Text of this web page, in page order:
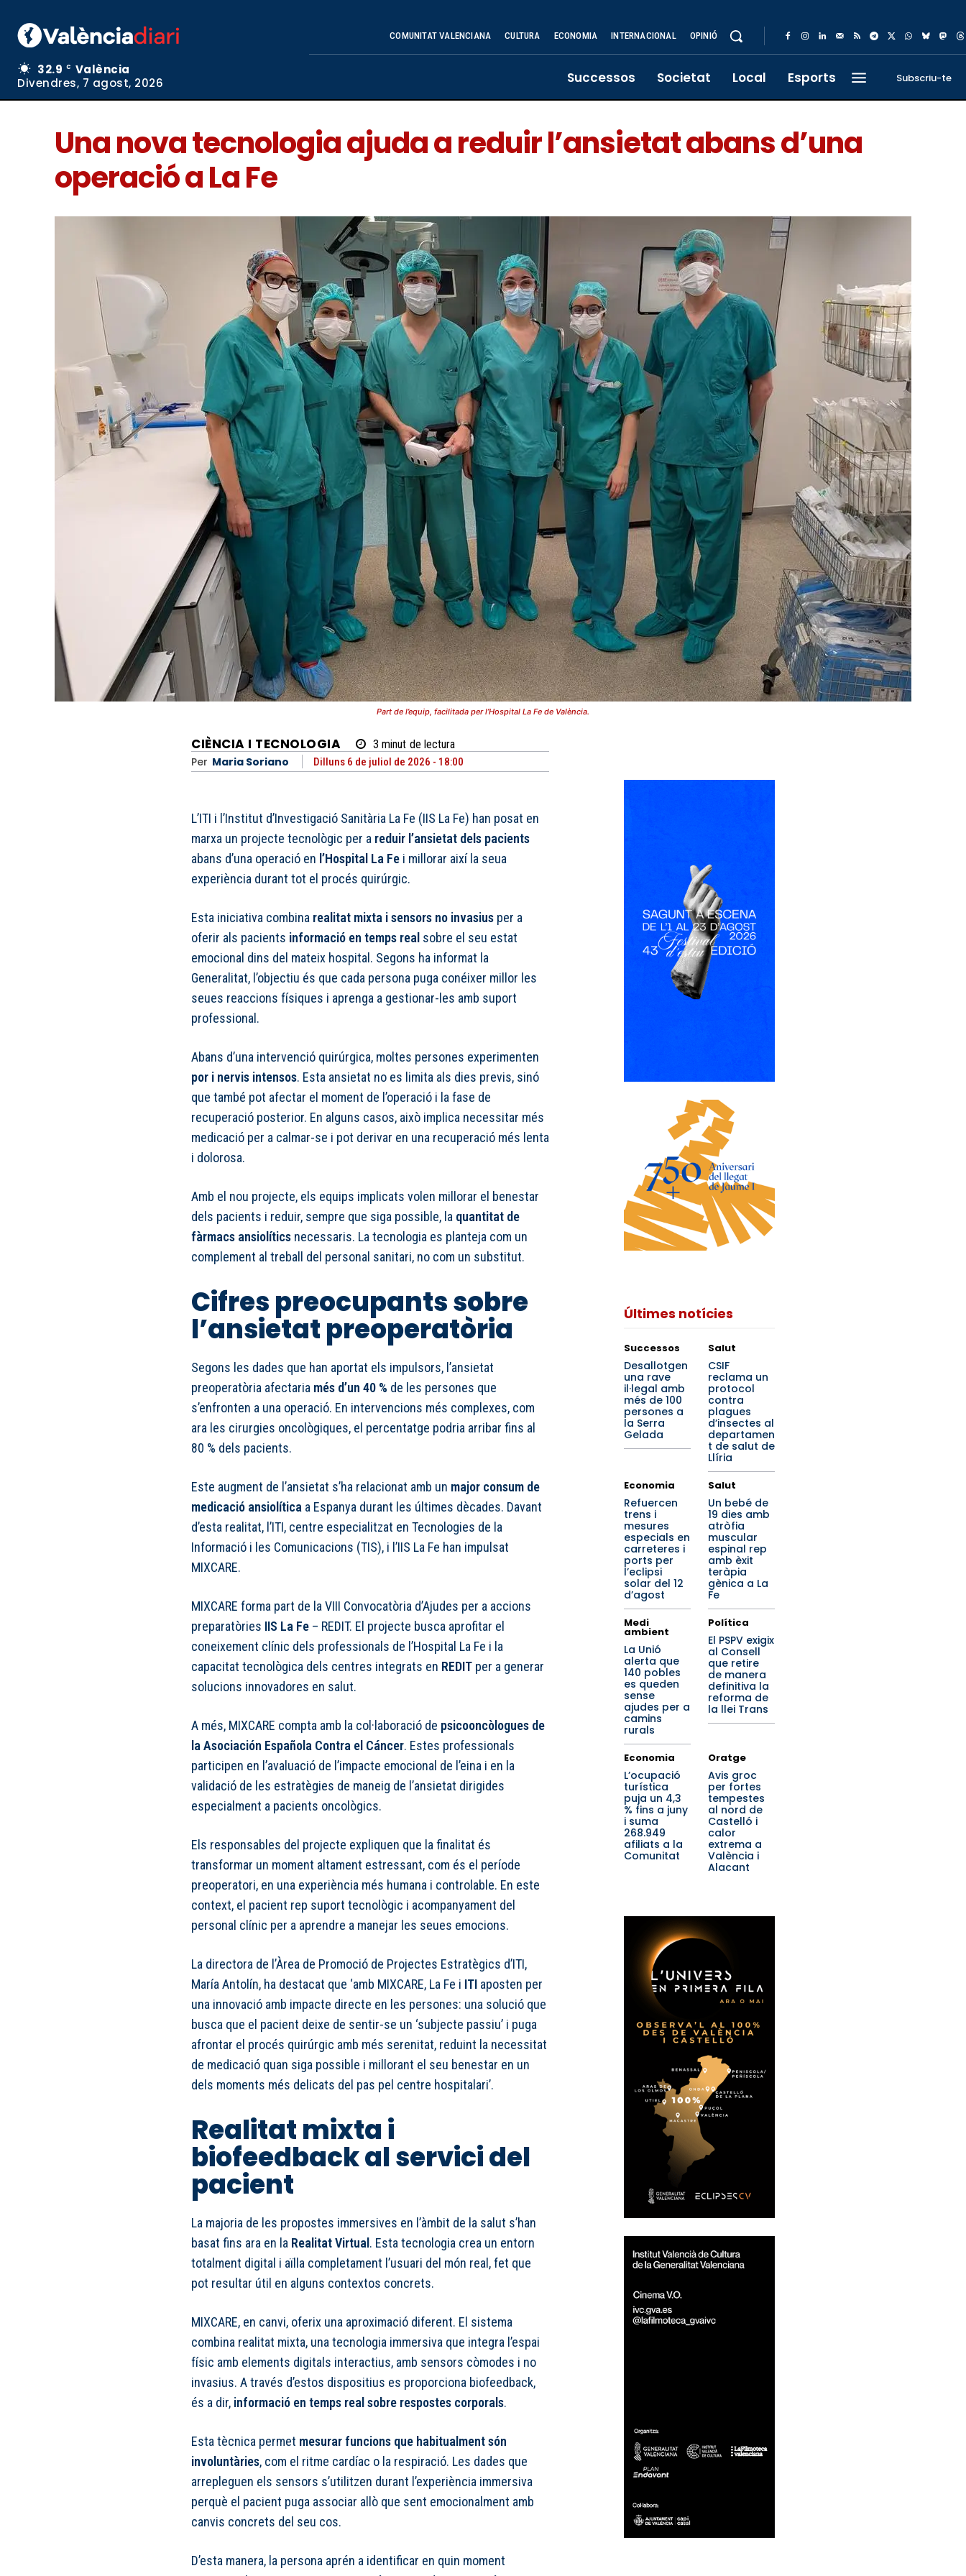
32.9 C
València
Divendres, 7 agost, 2026
COMUNITAT VALENCIANA CULTURA ECONOMIA INTERNACIONAL OPINIÓ
Successos Societat Local Esports Subscriu-te
Una nova tecnologia ajuda a reduir l’ansietat abans d’una
operació a La Fe
Part de l’equip, facilitada per l’Hospital La Fe de València.
CIÈNCIA I TECNOLOGIA 3 minut de lectura
Per Maria Soriano Dilluns 6 de juliol de 2026 - 18:00
L’ITI i l’Institut d’Investigació Sanitària La Fe (IIS La Fe) han posat en
marxa un projecte tecnològic per a reduir l’ansietat dels pacients
abans d’una operació en l’Hospital La Fe i millorar així la seua
experiència durant tot el procés quirúrgic.
Esta iniciativa combina realitat mixta i sensors no invasius per a
oferir als pacients informació en temps real sobre el seu estat
emocional dins del mateix hospital. Segons ha informat la
Generalitat, l’objectiu és que cada persona puga conéixer millor les
seues reaccions físiques i aprenga a gestionar-les amb suport
professional.
Abans d’una intervenció quirúrgica, moltes persones experimenten
por i nervis intensos. Esta ansietat no es limita als dies previs, sinó
que també pot afectar el moment de l’operació i la fase de
recuperació posterior. En alguns casos, això implica necessitar més
medicació per a calmar-se i pot derivar en una recuperació més lenta
i dolorosa.
Amb el nou projecte, els equips implicats volen millorar el benestar
dels pacients i reduir, sempre que siga possible, la quantitat de
fàrmacs ansiolítics necessaris. La tecnologia es planteja com un
complement al treball del personal sanitari, no com un substitut.
Cifres preocupants sobre
l’ansietat preoperatòria
Segons les dades que han aportat els impulsors, l’ansietat
preoperatòria afectaria més d’un 40 % de les persones que
s’enfronten a una operació. En intervencions més complexes, com
ara les cirurgies oncològiques, el percentatge podria arribar fins al
80 % dels pacients.
Este augment de l’ansietat s’ha relacionat amb un major consum de
medicació ansiolítica a Espanya durant les últimes dècades. Davant
d’esta realitat, l’ITI, centre especialitzat en Tecnologies de la
Informació i les Comunicacions (TIS), i l’IIS La Fe han impulsat
MIXCARE.
MIXCARE forma part de la VIII Convocatòria d’Ajudes per a accions
preparatòries IIS La Fe – REDIT. El projecte busca aprofitar el
coneixement clínic dels professionals de l’Hospital La Fe i la
capacitat tecnològica dels centres integrats en REDIT per a generar
solucions innovadores en salut.
A més, MIXCARE compta amb la col·laboració de psicooncòlogues de
la Asociación Española Contra el Cáncer. Estes professionals
participen en l’avaluació de l’impacte emocional de l’eina i en la
validació de les estratègies de maneig de l’ansietat dirigides
especialment a pacients oncològics.
Els responsables del projecte expliquen que la finalitat és
transformar un moment altament estressant, com és el període
preoperatori, en una experiència més humana i controlable. En este
context, el pacient rep suport tecnològic i acompanyament del
personal clínic per a aprendre a manejar les seues emocions.
La directora de l’Àrea de Promoció de Projectes Estratègics d’ITI,
María Antolín, ha destacat que ‘amb MIXCARE, La Fe i ITI aposten per
una innovació amb impacte directe en les persones: una solució que
busca que el pacient deixe de sentir-se un ‘subjecte passiu’ i puga
afrontar el procés quirúrgic amb més serenitat, reduint la necessitat
de medicació quan siga possible i millorant el seu benestar en un
dels moments més delicats del pas pel centre hospitalari’.
Realitat mixta i
biofeedback al servici del
pacient
La majoria de les propostes immersives en l’àmbit de la salut s’han
basat fins ara en la Realitat Virtual . Esta tecnologia crea un entorn
totalment digital i aïlla completament l’usuari del món real, fet que
pot resultar útil en alguns contextos concrets.
MIXCARE, en canvi, oferix una aproximació diferent. El sistema
combina realitat mixta, una tecnologia immersiva que integra l’espai
físic amb elements digitals interactius, amb sensors còmodes i no
invasius. A través d’estos dispositius es proporciona biofeedback,
és a dir, informació en temps real sobre respostes corporals.
Esta tècnica permet mesurar funcions que habitualment són
involuntàries, com el ritme cardíac o la respiració. Les dades que
arrepleguen els sensors s’utilitzen durant l’experiència immersiva
perquè el pacient puga associar allò que sent emocionalment amb
canvis concrets del seu cos.
D’esta manera, la persona aprén a identificar en quin moment
Últimes notícies
Successos
Desallotgen
una rave
il·legal amb
més de 100
persones a
la Serra
Gelada
Salut
CSIF
reclama un
protocol
contra
plagues
d’insectes al
departamen
t de salut de
Llíria
Economia
Refuercen
trens i
mesures
especials en
carreteres i
ports per
l’eclipsi
solar del 12
d’agost
Salut
Un bebé de
19 dies amb
atròfia
muscular
espinal rep
amb èxit
teràpia
gènica a La
Fe
Medi
ambient
La Unió
alerta que
140 pobles
es queden
sense
ajudes per a
camins
rurals
Política
El PSPV exigix
al Consell
que retire
de manera
definitiva la
reforma de
la llei Trans
Economia
L’ocupació
turística
puja un 4,3
% fins a juny
i suma
268.949
afiliats a la
Comunitat
Oratge
Avis groc
per fortes
tempestes
al nord de
Castelló i
calor
extrema a
València i
Alacant